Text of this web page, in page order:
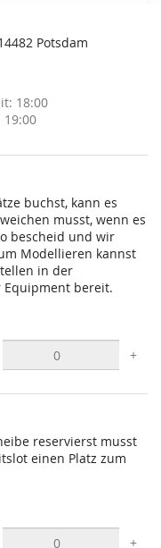
Potsdam
18:00
19:00
buchst, kann es
musst, wenn es
bescheid und wir
Modellieren kannst
in der
Equipment bereit.
+
reservierst musst
einen Platz zum
+